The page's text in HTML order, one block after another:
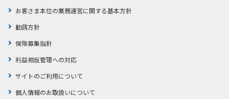
すこやか健康ラボ
ラジオ体操・みんなの体操
ラジオ体操ポータルサイト
お客さまの声／お客さまサービス向上の取組み
お客さま本位の業務運営に関する基本方針
勧誘方針
保険募集指針
利益相反管理への対応
サイトのご利用について
個人情報のお取扱いについて